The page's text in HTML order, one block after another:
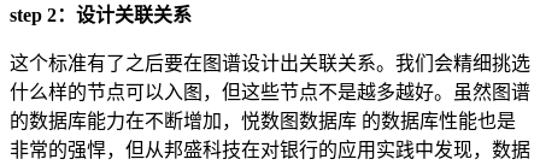
step 2：设计关联关系
这个标准有了之后要在图谱设计出关联关系。我们会精细挑选
什么样的节点可以入图，但这些节点不是越多越好。虽然图谱
的数据库能力在不断增加，悦数图数据库 的数据库性能也是
非常的强悍，但从邦盛科技在对银行的应用实践中发现，数据